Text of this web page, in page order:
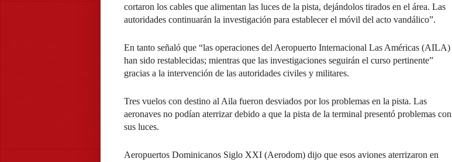
cortaron los cables que alimentan las luces de la pista, dejándolos tirados en el área. Las
autoridades continuarán la investigación para establecer el móvil del acto vandálico”.
En tanto señaló que “las operaciones del Aeropuerto Internacional Las Américas (AILA)
han sido restablecidas; mientras que las investigaciones seguirán el curso pertinente”
gracias a la intervención de las autoridades civiles y militares.
Tres vuelos con destino al Aila fueron desviados por los problemas en la pista. Las
aeronaves no podían aterrizar debido a que la pista de la terminal presentó problemas con
sus luces.
Aeropuertos Dominicanos Siglo XXI (Aerodom) dijo que esos aviones aterrizaron en